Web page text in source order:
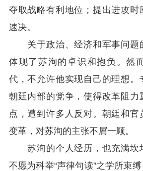
夺取战略有利地位；提出进攻时
速决。
关于政治、经济和军事问题
体现了苏洵的卓识和抱负。然
代，不允许他实现自己的理想。
朝廷内部的党争，使得改革阻力
点，遭到许多人反对。朝廷和官
变革，对苏洵的主张不屑一顾。
苏洵的个人经历，也充满坎
不愿为科举“声律句读”之学所束